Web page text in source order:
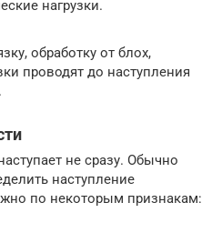
нагрузки.
обработку от блох,
проводят до наступления
не сразу. Обычно
наступление
по некоторым признакам: